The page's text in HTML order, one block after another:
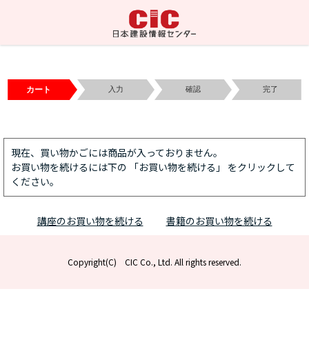
カート 入力 確認 完了
現在、買い物かごには商品が入っておりません。
お買い物を続けるには下の 「お買い物を続ける」 をクリックして
ください。
講座のお買い物を続ける 書籍のお買い物を続ける
Copyright(C) CIC Co., Ltd. All rights reserved.